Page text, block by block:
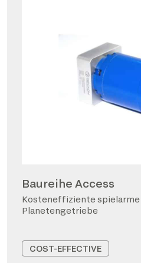
Baureihe Access
Kosteneffiziente spielarme
Planetengetriebe
COST-EFFECTIVE